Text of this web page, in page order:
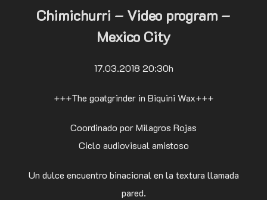
Chimichurri – Video program –
Mexico City
17.03.2018 20:30h
+++The goatgrinder in Biquini Wax+++
Coordinado por Milagros Rojas
Ciclo audiovisual amistoso
Un dulce encuentro binacional en la textura llamada
pared.